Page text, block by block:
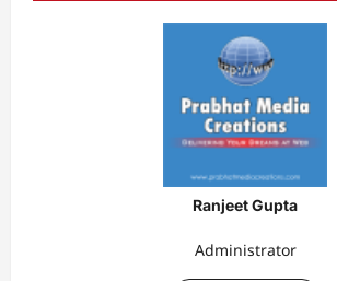
Ranjeet Gupta
Administrator